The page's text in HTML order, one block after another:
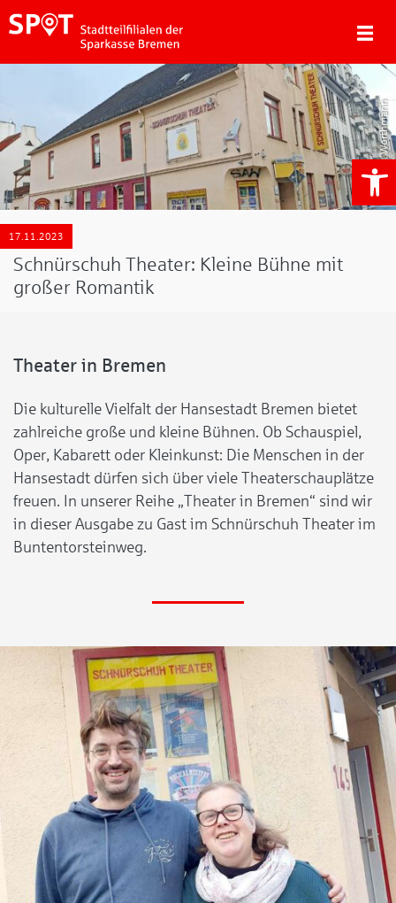
Tjark Worthmann
17.11.2023
Schnürschuh Theater: Kleine Bühne mit
großer Romantik
Theater in Bremen
Die kulturelle Vielfalt der Hansestadt Bremen bietet
zahlreiche große und kleine Bühnen. Ob Schauspiel,
Oper, Kabarett oder Kleinkunst: Die Menschen in der
Hansestadt dürfen sich über viele Theaterschauplätze
freuen. In unserer Reihe „Theater in Bremen“ sind wir
in dieser Ausgabe zu Gast im Schnürschuh Theater im
Buntentorsteinweg.